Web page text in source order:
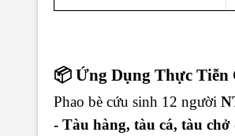
📦 Ứng Dụng Thực Tiễn
Phao bè cứu sinh 12 người
- Tàu hàng, tàu cá, tàu chở